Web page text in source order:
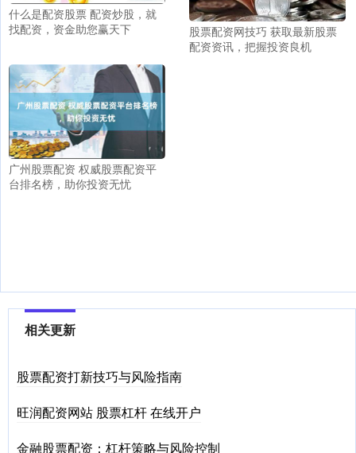
什么是配资股票 配资炒股，就
找配资，资金助您赢天下
股票配资网技巧 获取最新股票
配资资讯，把握投资良机
广州股票配资 权威股票配资平
台排名榜，助你投资无忧
相关更新
股票配资打新技巧与风险指南
旺润配资网站 股票杠杆 在线开户
金融股票配资：杠杆策略与风险控制